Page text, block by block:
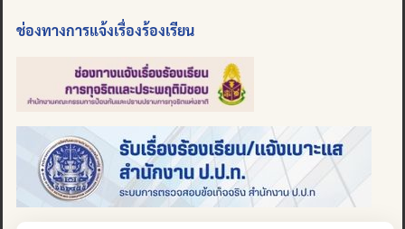
ช่องทางการแจ้งเรื่องร้องเรียน